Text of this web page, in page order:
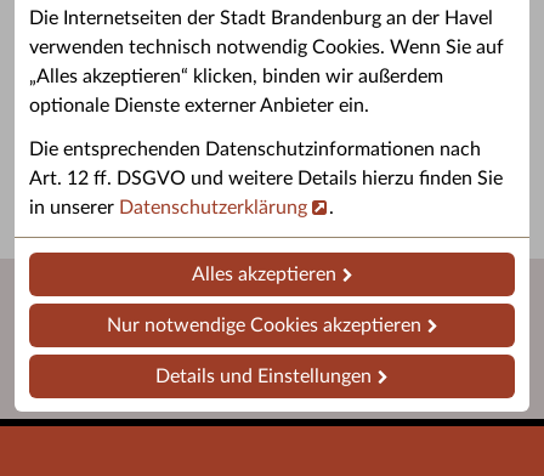
Die Internetseiten der Stadt Brandenburg an der Havel
verwenden technisch notwendig Cookies. Wenn Sie auf
„Alles akzeptieren“ klicken, binden wir außerdem
optionale Dienste externer Anbieter ein.
Die entsprechenden Datenschutzinformationen nach
Art. 12 ff. DSGVO und weitere Details hierzu finden Sie
in unserer Datenschutzerklärung .
Alles akzeptieren
Nur notwendige Cookies akzeptieren
Details und Einstellungen
Grußwort des OB